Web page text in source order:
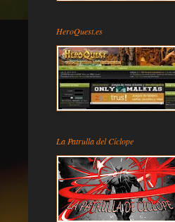
HeroQuest.es
La Patrulla del Cíclope